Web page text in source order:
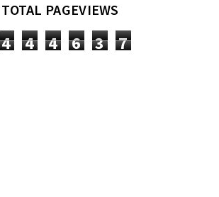
TOTAL PAGEVIEWS
4 4 4 6 3 7